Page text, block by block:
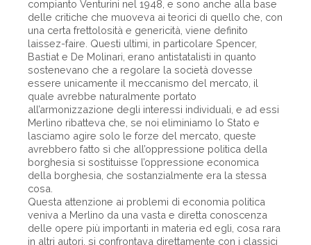
compianto Venturini nel 1948, e sono anche alla base
delle critiche che muoveva ai teorici di quello che, con
una certa frettolosità e genericità, viene definito
laissez-faire. Questi ultimi, in particolare Spencer,
Bastiat e De Molinari, erano antistatalisti in quanto
sostenevano che a regolare la società dovesse
essere unicamente il meccanismo del mercato, il
quale avrebbe naturalmente portato
all’armonizzazione degli interessi individuali, e ad essi
Merlino ribatteva che, se noi eliminiamo lo Stato e
lasciamo agire solo le forze del mercato, queste
avrebbero fatto sì che all’oppressione politica della
borghesia si sostituisse l’oppressione economica
della borghesia, che sostanzialmente era la stessa
cosa.
Questa attenzione ai problemi di economia politica
veniva a Merlino da una vasta e diretta conoscenza
delle opere più importanti in materia ed egli, cosa rara
in altri autori, si confrontava direttamente con i classici